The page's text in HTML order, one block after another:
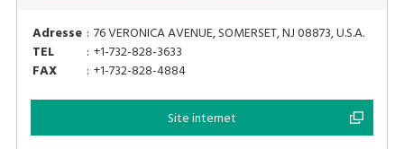
Adresse : 76 VERONICA AVENUE, SOMERSET, NJ 08873, U.S.A.
TEL
: +1-732-828-3633
FAX
: +1-732-828-4884
Site internet